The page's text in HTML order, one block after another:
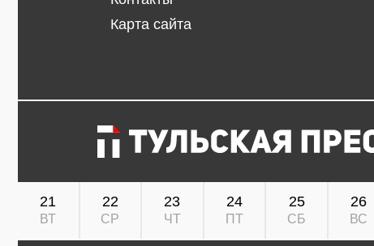
Карта сайта
21
ВТ
22
СР
23
ЧТ
24
ПТ
25
СБ
26
ВС